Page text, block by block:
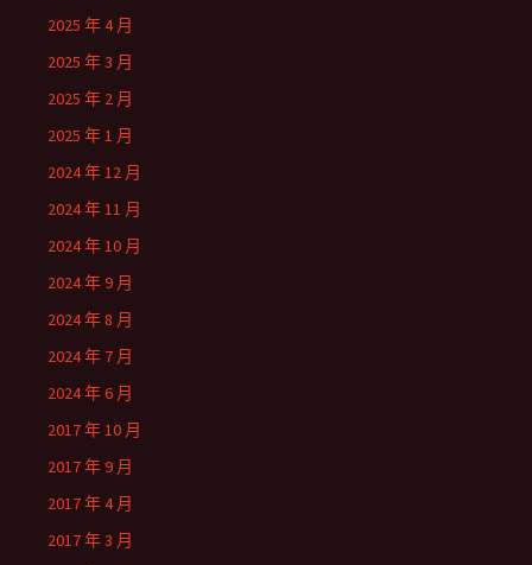
2025 年 4 月
2025 年 3 月
2025 年 2 月
2025 年 1 月
2024 年 12 月
2024 年 11 月
2024 年 10 月
2024 年 9 月
2024 年 8 月
2024 年 7 月
2024 年 6 月
2017 年 10 月
2017 年 9 月
2017 年 4 月
2017 年 3 月